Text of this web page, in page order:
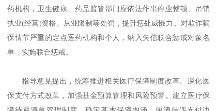
药机构，卫生健康、药品监管部门应依法作出停业整顿、吊销
执业(经营)资格、从业限制等处罚，提升惩处威慑力。对欺诈骗
保情节严重的定点医药机构和个人，纳入失信联合惩戒对象名
单，实施联合惩戒。
指导意见提出，统筹推进相关医疗保障制度改革。深化医
保支付方式改革，加强基金预算管理和风险预警。建立医疗保